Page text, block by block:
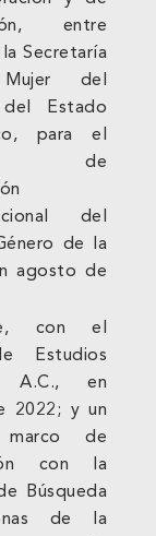
entre
Secretaría
del
del Estado
para el
de
del
de la
agosto de
con el
Estudios
A.C., en
2022; y un
marco de
con la
Búsqueda
de la